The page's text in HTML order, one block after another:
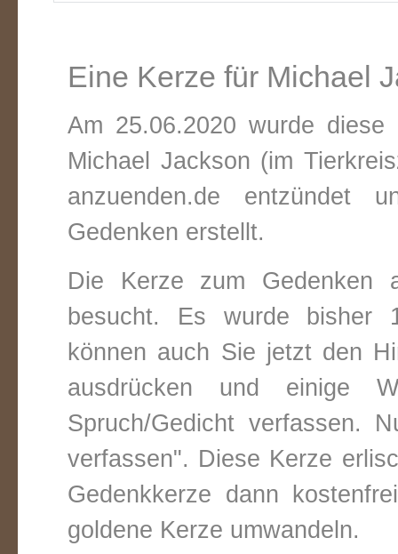
Eine Kerze für Michael
Am 25.06.2020 wurde
Michael Jackson (im
anzuenden.de entzündet
Gedenken erstellt.
Die Kerze zum Gedenken
besucht. Es wurde bisher
können auch Sie jetzt den
ausdrücken und einige
Spruch/Gedicht verfassen.
verfassen". Diese Kerze
Gedenkkerze dann
goldene Kerze umwandeln.